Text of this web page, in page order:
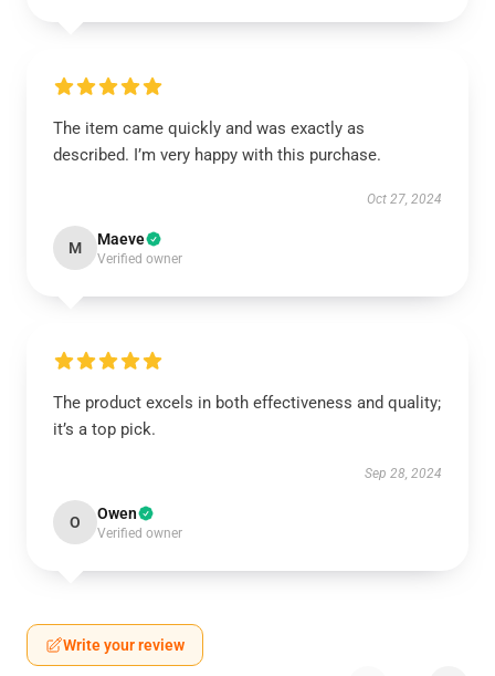
The item came quickly and was exactly as
described. I’m very happy with this purchase.
Oct 27, 2024
M Maeve
Verified owner
The product excels in both effectiveness and quality;
it’s a top pick.
Sep 28, 2024
O Owen
Verified owner
Write your review